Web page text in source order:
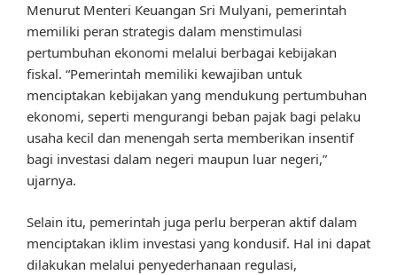
Menurut Menteri Keuangan Sri Mulyani, pemerintah
memiliki peran strategis dalam menstimulasi
pertumbuhan ekonomi melalui berbagai kebijakan
fiskal. “Pemerintah memiliki kewajiban untuk
menciptakan kebijakan yang mendukung pertumbuhan
ekonomi, seperti mengurangi beban pajak bagi pelaku
usaha kecil dan menengah serta memberikan insentif
bagi investasi dalam negeri maupun luar negeri,”
ujarnya.
Selain itu, pemerintah juga perlu berperan aktif dalam
menciptakan iklim investasi yang kondusif. Hal ini dapat
dilakukan melalui penyederhanaan regulasi,